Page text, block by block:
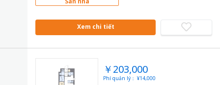
Xem chi tiết
￥203,000
Phí quản lý： ¥14,000